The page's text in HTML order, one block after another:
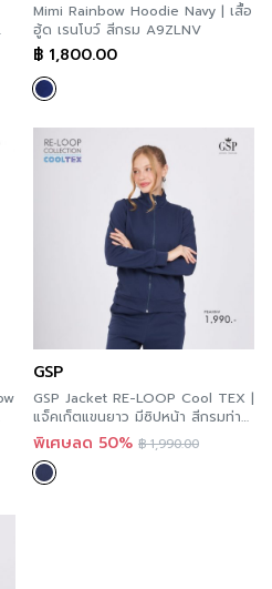
Mimi Rainbow Hoodie Navy | เสื้อ
ฮู้ด เรนโบว์ สีกรม A9ZLNV
฿ 1,800.00
GSP
GSP Jacket RE-LOOP Cool TEX |
แจ็คเก็ตแขนยาว มีซิปหน้า สีกรมท่า
PBAHNV
พิเศษลด 50% ฿1,990.00